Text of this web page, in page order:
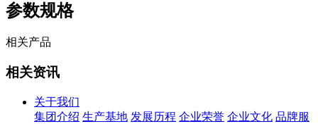
参数规格
相关产品
相关资讯
关于我们
集团介绍 生产基地 发展历程 企业荣誉 企业文化 品牌服